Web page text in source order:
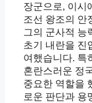
장군으로, 이시
조선 왕조의 안
그의 군사적 능
초기 내란을 진
여했습니다. 특
혼란스러운 정
중요한 역할을
로운 판단과 용